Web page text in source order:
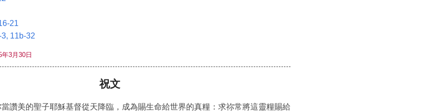
21
11b-32
3月30日
祝文
讚美的聖子耶穌基督從天降臨，成為賜生命給世界的真糧：求祢常將這靈糧賜給